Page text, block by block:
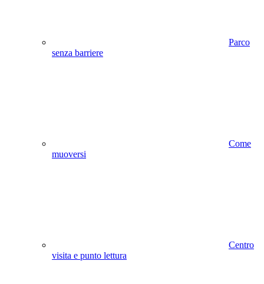
Parco
senza barriere
Come
muoversi
Centro
visita e punto lettura